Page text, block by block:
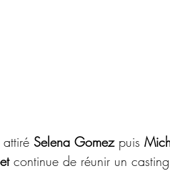
Selena Gomez puis
continue de réunir un